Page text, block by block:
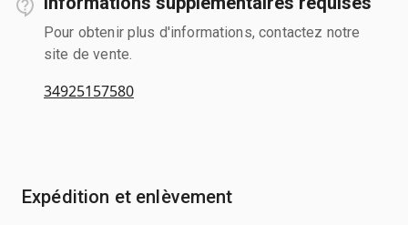
Pour obtenir plus d'informations, contactez notre
site de vente.
34925157580
Expédition et enlèvement